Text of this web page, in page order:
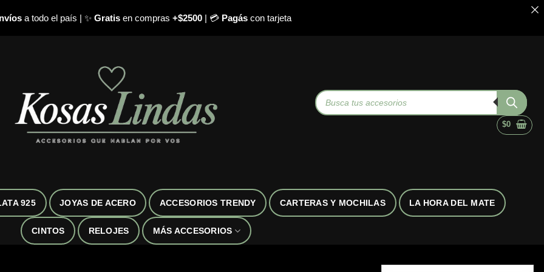
a todo el país | ✨ Gratisen compras +$2500| 💳 Pagáscon tarjeta
Búsqueda
de
productos
$0
925 JOYAS DE ACERO ACCESORIOS TRENDY CARTERAS Y MOCHILAS LA HORA DEL MATE
CINTOS RELOJES MÁS ACCESORIOS